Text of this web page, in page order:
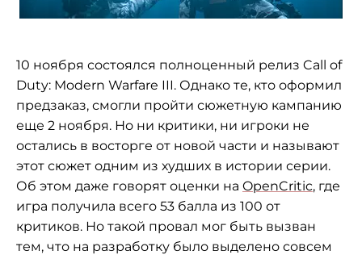
10 ноября состоялся полноценный релиз Call of
Duty: Modern Warfare III. Однако те, кто оформил
предзаказ, смогли пройти сюжетную кампанию
еще 2 ноября. Но ни критики, ни игроки не
остались в восторге от новой части и называют
этот сюжет одним из худших в истории серии.
Об этом даже говорят оценки на OpenCritic, где
игра получила всего 53 балла из 100 от
критиков. Но такой провал мог быть вызван
тем, что на разработку было выделено совсем